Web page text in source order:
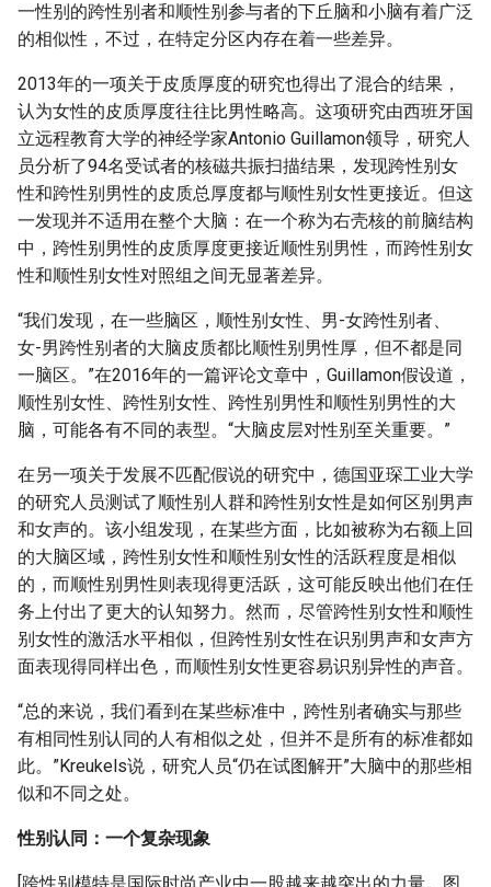
一性别的跨性别者和顺性别参与者的下丘脑和小脑有着广泛
的相似性，不过，在特定分区内存在着一些差异。
2013年的一项关于皮质厚度的研究也得出了混合的结果，
认为女性的皮质厚度往往比男性略高。这项研究由西班牙国
立远程教育大学的神经学家Antonio Guillamon领导，研究人
员分析了94名受试者的核磁共振扫描结果，发现跨性别女
性和跨性别男性的皮质总厚度都与顺性别女性更接近。但这
一发现并不适用在整个大脑：在一个称为右壳核的前脑结构
中，跨性别男性的皮质厚度更接近顺性别男性，而跨性别女
性和顺性别女性对照组之间无显著差异。
“我们发现，在一些脑区，顺性别女性、男-女跨性别者、
女-男跨性别者的大脑皮质都比顺性别男性厚，但不都是同
一脑区。”在2016年的一篇评论文章中，Guillamon假设道，
顺性别女性、跨性别女性、跨性别男性和顺性别男性的大
脑，可能各有不同的表型。“大脑皮层对性别至关重要。”
在另一项关于发展不匹配假说的研究中，德国亚琛工业大学
的研究人员测试了顺性别人群和跨性别女性是如何区别男声
和女声的。该小组发现，在某些方面，比如被称为右额上回
的大脑区域，跨性别女性和顺性别女性的活跃程度是相似
的，而顺性别男性则表现得更活跃，这可能反映出他们在任
务上付出了更大的认知努力。然而，尽管跨性别女性和顺性
别女性的激活水平相似，但跨性别女性在识别男声和女声方
面表现得同样出色，而顺性别女性更容易识别异性的声音。
“总的来说，我们看到在某些标准中，跨性别者确实与那些
有相同性别认同的人有相似之处，但并不是所有的标准都如
此。”Kreukels说，研究人员“仍在试图解开”大脑中的那些相
似和不同之处。
性别认同：一个复杂现象